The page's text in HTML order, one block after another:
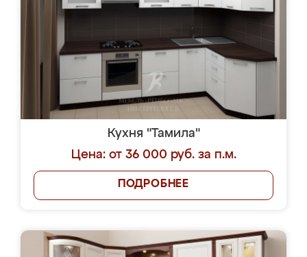
Кухня "Тамила"
Цена: от 36 000 руб. за п.м.
ПОДРОБНЕЕ